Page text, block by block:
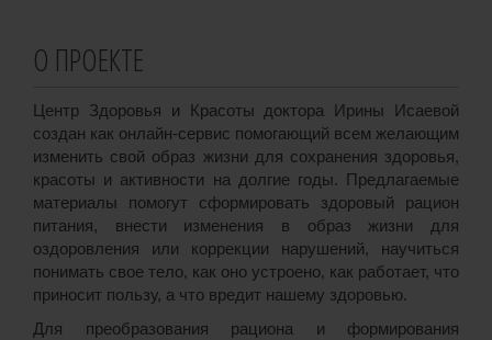
О ПРОЕКТЕ
Центр Здоровья и Красоты доктора Ирины Исаевой
создан как онлайн-сервис помогающий всем желающим
изменить свой образ жизни для сохранения здоровья,
красоты и активности на долгие годы. Предлагаемые
материалы помогут сформировать здоровый рацион
питания, внести изменения в образ жизни для
оздоровления или коррекции нарушений, научиться
понимать свое тело, как оно устроено, как работает, что
приносит пользу, а что вредит нашему здоровью.
Для преобразования рациона и формирования